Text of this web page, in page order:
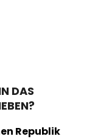
DAS
Republik